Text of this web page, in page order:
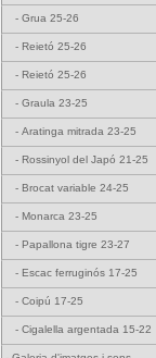
- Grua 25-26
- Reietó 25-26
- Reietó 25-26
- Graula 23-25
- Aratinga mitrada 23-25
- Rossinyol del Japó 21-25
- Brocat variable 24-25
- Monarca 23-25
- Papallona tigre 23-27
- Escac ferruginós 17-25
- Coipú 17-25
- Cigalella argentada 15-22